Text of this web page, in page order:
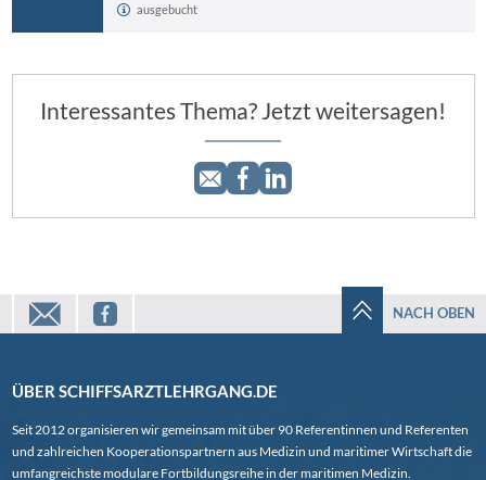
ausgebucht
Interessantes Thema? Jetzt weitersagen!
mail facebook NACH OBEN
ÜBER SCHIFFSARZTLEHRGANG.DE
Seit 2012 organisieren wir gemeinsam mit über 90 Referentinnen und Referenten
und zahlreichen Kooperationspartnern aus Medizin und maritimer Wirtschaft die
umfangreichste modulare Fortbildungsreihe in der maritimen Medizin.